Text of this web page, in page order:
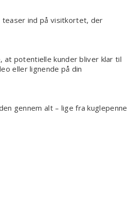
teaser ind på visitkortet, der
potentielle kunder bliver klar til
eller lignende på din
gennem alt – lige fra kuglepenne